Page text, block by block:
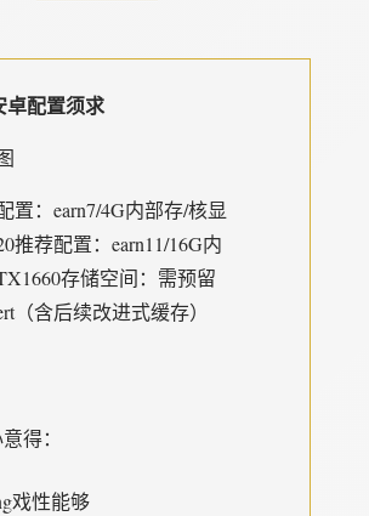
卓配置须求
置​​：earn7/4G内部存/核显
​推荐配置​​：earn11/16G内
​存储空间​​：需预留
（含后续改进式缓存）
得：
戏性能够